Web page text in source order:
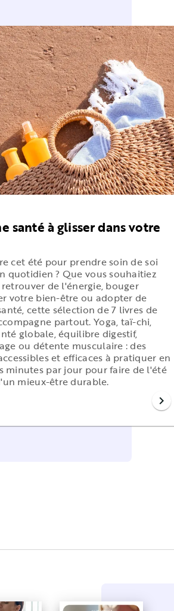
santé à glisser dans votre
cet été pour prendre soin de soi
quotidien ? Que vous souhaitiez
de l'énergie, bouger
votre bien-être ou adopter de
cette sélection de 7 livres de
partout. Yoga, taï-chi,
globale, équilibre digestif,
ou détente musculaire : des
et efficaces à pratiquer en
minutes par jour pour faire de l'été
mieux-être durable.
chevron_right